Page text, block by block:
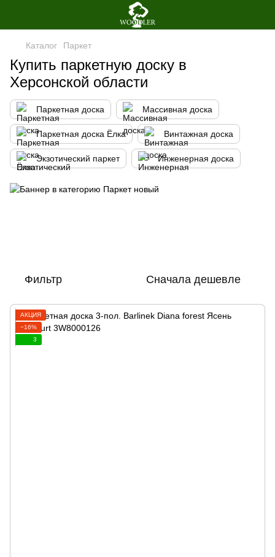
Каталог Паркет
Купить паркетную доску в
Херсонской области
Паркетная доска Массивная доска
Паркетная доска Ёлка Винтажная доска
Экзотический паркет Инженерная доска
Фильтр Сначала дешевле
АКЦИЯ
−16%
3